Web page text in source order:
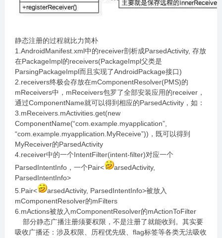
静态注册的过程就比力简朴
1.AndroidManifest.xml中的receiver剖析成ParsedActivity, 存放
在PackageImpl的receivers(PackageImpl父类是
ParsingPackageImpl而且实现了AndroidPackage接口)
2.receivers终极会存放在mComponentResolver(PMS)的
mReceivers中，mReceivers包罗了全部安装应用的receiver，
通过ComponentName就可以得到相应的ParsedActivity，如：
3.mReceivers.mActivities.get(new
ComponentName(“com.example.myapplication”,
“com.example.myapplication.MyReceive”))，既可以得到
MyReceiver的ParsedActivity
4.receiver中的一个IntentFilter(intent-filter)对应一个
ParsedIntentInfo，一个Pair<
arsedActivity,
ParsedIntentInfo>
5.Pair<
arsedActivity, ParsedIntentInfo>被放入
mComponentResolver的mFilters
6.mActions被放入mComponentResolver的mActionToFilter
部分静态广播注册须要权限，不是注册了就能收到。其实要
吸收广播还：涉及权限、历程优先级、flag标签等各类无法吸收